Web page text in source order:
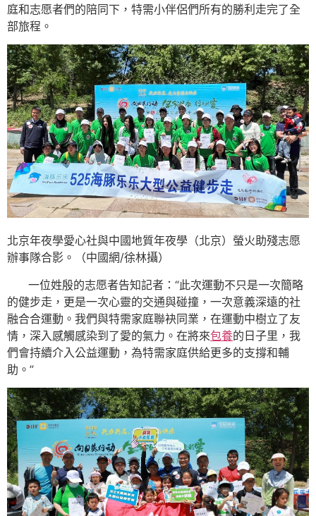
庭和志愿者們的陪同下，特需小伴侶們所有的勝利走完了全
部旅程。
北京年夜學愛心社與中國地質年夜學（北京）螢火助殘志愿
辦事隊合影。（中國網/徐林攝）
一位姓殷的志愿者告知記者：“此次運動不只是一次簡略
的健步走，更是一次心靈的交通與碰撞，一次意義深遠的社
融合合運動。我們與特需家庭聯袂同業，在運動中樹立了友
情，深入感觸感染到了愛的氣力。在將來包養的日子里，我
們會持續介入公益運動，為特需家庭供給更多的支撐和輔
助。”